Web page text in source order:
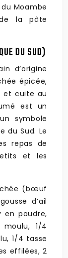
Moambe
la pâte
DU SUD)
d’origine
épicée,
et cuite au
est un
symbole
du Sud. Le
repas de
et les
(bœuf
d’ail
en poudre,
1/4
1/4 tasse
effilées, 2